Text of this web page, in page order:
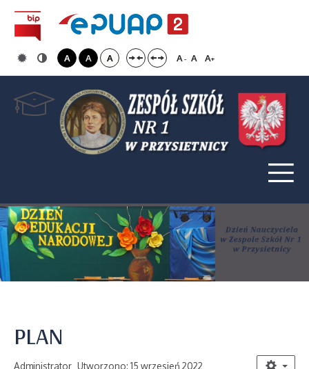
A A A A- A A+
PLAN
Administrator Utworzono: 15 wrzesień 2022